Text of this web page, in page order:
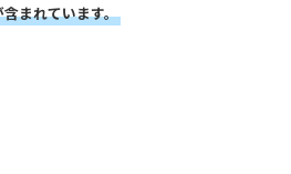
まれています。